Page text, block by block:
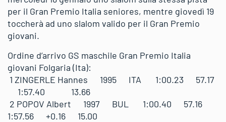
per il Gran Premio Italia seniores, mentre giovedì 19
toccherà ad uno slalom valido per il Gran Premio
giovani.
Ordine d’arrivo GS maschile Gran Premio Italia
giovani Folgaria (Ita):
1 ZINGERLE Hannes 1995 ITA 1:00.23 57.17
1:57.40 13.66
2 POPOV Albert 1997 BUL 1:00.40 57.16
1:57.56 +0.16 15.00